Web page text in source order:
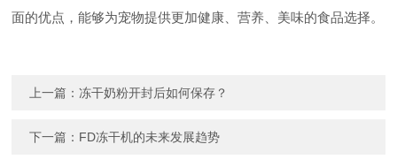
面的优点，能够为宠物提供更加健康、营养、美味的食品选择。
上一篇：冻干奶粉开封后如何保存？
下一篇： FD冻干机的未来发展趋势